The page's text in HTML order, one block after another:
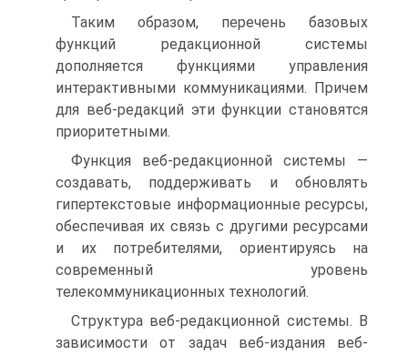
Таким образом, перечень базовых
функций редакционной системы
дополняется функциями управления
интерактивными коммуникациями. Причем
для веб-редакций эти функции становятся
приоритетными.
Функция веб-редакционной системы —
создавать, поддерживать и обновлять
гипертекстовые информационные ресурсы,
обеспечивая их связь с другими ресурсами
и их потребителями, ориентируясь на
современный уровень
телекоммуникационных технологий.
Структура веб-редакционной системы. В
зависимости от задач веб-издания веб-